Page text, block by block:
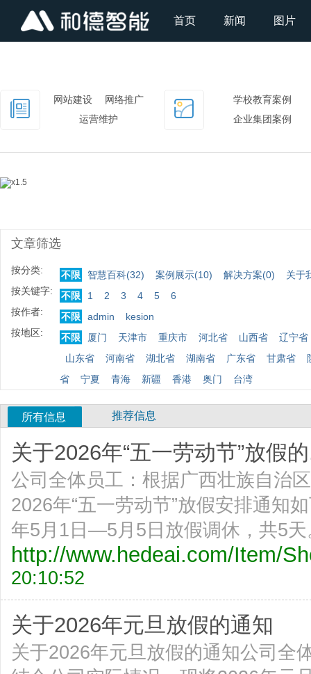
首页 新闻 图片
网站建设
网络推广
运营维护
学校教育案例
企业集团案例
文章筛选
按分类: 不限 智慧百科(32) 案例展示(10) 解决方案(0)
关于
按关键字:
不限 1 2 3 4 5
6
按作者:
不限 admin
kesion
按地区:
不限 厦门 天津市 重庆市 河北省 山西省
辽宁省
山东省
河南省 湖北省 湖南省 广东省 甘肃省
省
宁夏 青海 新疆 香港 奥门 台湾
所有信息 推荐信息
关于2026年“五一劳动节”放假
公司全体员工：根据广西壮族自治
2026年“五一劳动节”放假安排通知
年5月1日—5月5日放假调休，共5天
http://www.hedeai.com/Item/
20:10:52
关于2026年元旦放假的通知
关于2026年元旦放假的通知公司全